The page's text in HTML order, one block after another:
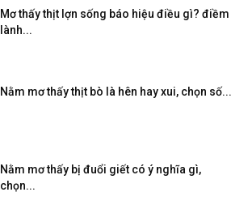
Mơ thấy thịt lợn sống báo hiệu điều gì? điềm
lành...
Nằm mơ thấy thịt bò là hên hay xui, chọn số...
Nằm mơ thấy bị đuổi giết có ý nghĩa gì,
chọn...